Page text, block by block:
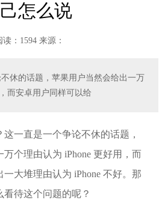
怎么说
读：1594 来源：
休的话题，苹果用户当然会给出一万
而安卓用户同样可以给
这一直是一个争论不休的话题，
个理由认为 iPhone 更好用，而
大堆理由认为 iPhone 不好。那
待这个问题的呢？